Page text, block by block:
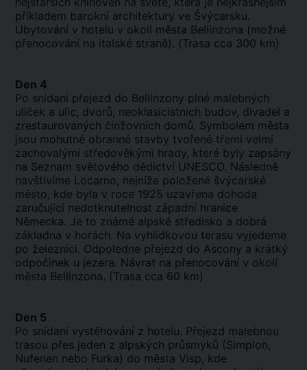
příkladem barokní architektury ve Švýcarsku.
Ubytování v hotelu v okolí města Bellinzona (možné
přenocování na italské straně). (Trasa cca 300 km)
Den 4
Po snídani přejezd do Bellinzony plné malebných
uliček a ulic, dvorů, neoklasicistních budov, divadel a
zrestaurovaných činžovních domů. Symbolem města
jsou mohutné obranné stavby tvořené třemi velmi
zachovalými středověkými hrady, které byly zapsány
na Seznam světového dědictví UNESCO. Následně
navštívíme Locarno, nejníže položené švýcarské
město, kde byla v roce 1925 uzavřena dohoda
zaručující nedotknutelnost západní hranice
Německa. Je to známé alpské středisko a dobrá
základna v horách. Na vyhlídkovou terasu vyjedeme
po železnici. Odpoledne přejezd do Ascony a krátký
odpočinek u jezera. Návrat na přenocování v okolí
města Bellinzona. (Trasa cca 60 km)
Den 5
Po snídani vystěhování z hotelu. Přejezd malebnou
trasou přes jeden z alpských průsmyků (Simplon,
Nufenen nebo Furka) do města Visp, kde